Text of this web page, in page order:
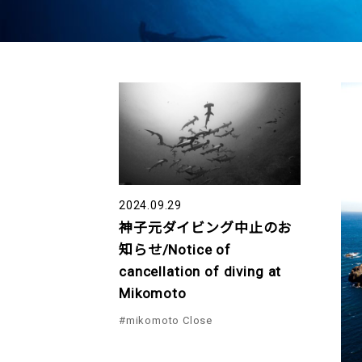
2024.09.29
神子元ダイビング中止のお
知らせ/Notice of
cancellation of diving at
Mikomoto
#mikomoto Close